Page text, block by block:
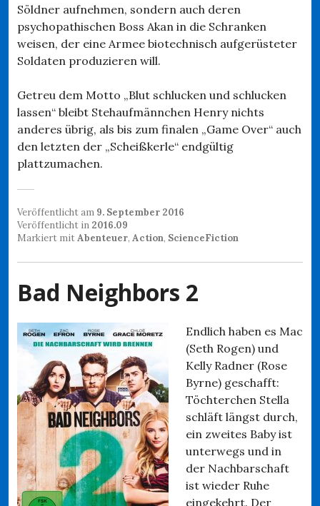
Söldner aufnehmen, sondern auch deren
psychopathischen Boss Akan in die Schranken
weisen, der eine Armee biotechnisch aufgerüsteter
Soldaten produzieren will.
Getreu dem Motto „Blut schlucken und schlucken
lassen“ bleibt Stehaufmännchen Henry nichts
anderes übrig, als bis zum finalen „Game Over“ auch
den letzten der „Scheißkerle“ endgültig
plattzumachen.
Veröffentlicht am 9. September 2016
Veröffentlicht in 2016.09
Markiert mitAbenteuer, Action, ScienceFiction
Bad Neighbors 2
Endlich haben es Mac
(Seth Rogen) und
Kelly Radner (Rose
Byrne) geschafft:
Töchterchen Stella
schläft längst durch,
ein zweites Baby ist
unterwegs und in
der Nachbarschaft
ist wieder Ruhe
eingekehrt. Der